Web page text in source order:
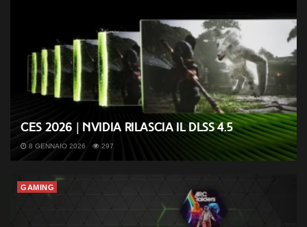
CES 2026 | Nvidia rilascia il DLSS 4.5
8 GENNAIO 2026 297
GAMING